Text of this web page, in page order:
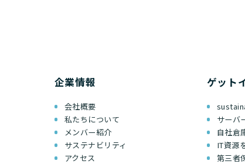
企業情報
会社概要
私たちについて
メンバー紹介
サステナビリティ
アクセス
ゲット
サーバ
自社倉
IT資源
第三者